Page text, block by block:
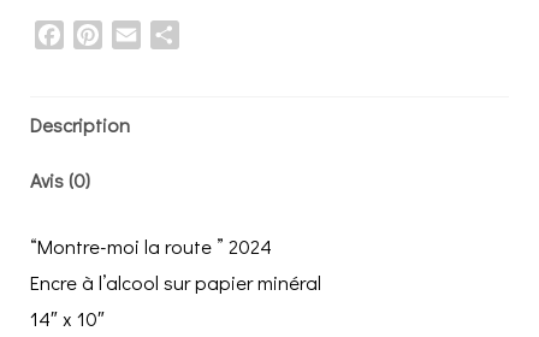
”
quantity
FacebookPinterest
Email
Description
Avis (0)
“Montre-moi la route ” 2024
Encre à l’alcool sur papier minéral
14″ x 10″